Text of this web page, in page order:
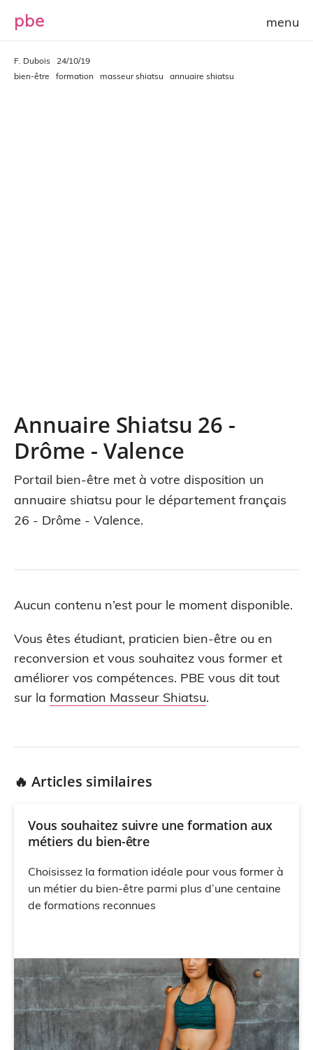
pbe
F. Dubois
24/10/19
bien-être
formation masseur shiatsu annuaire shiatsu
Annuaire Shiatsu 26 -
Drôme - Valence
Portail bien-être met à votre disposition un
annuaire shiatsu pour le département français
26 - Drôme - Valence.
Aucun contenu n’est pour le moment disponible.
Vous êtes étudiant, praticien bien-être ou en
reconversion et vous souhaitez vous former et
améliorer vos compétences. PBE vous dit tout
sur la formation Masseur Shiatsu.
🔥 Articles similaires
Vous souhaitez suivre une formation aux
métiers du bien-être
Choisissez la formation idéale pour vous former à
un métier du bien-être parmi plus d’une centaine
de formations reconnues